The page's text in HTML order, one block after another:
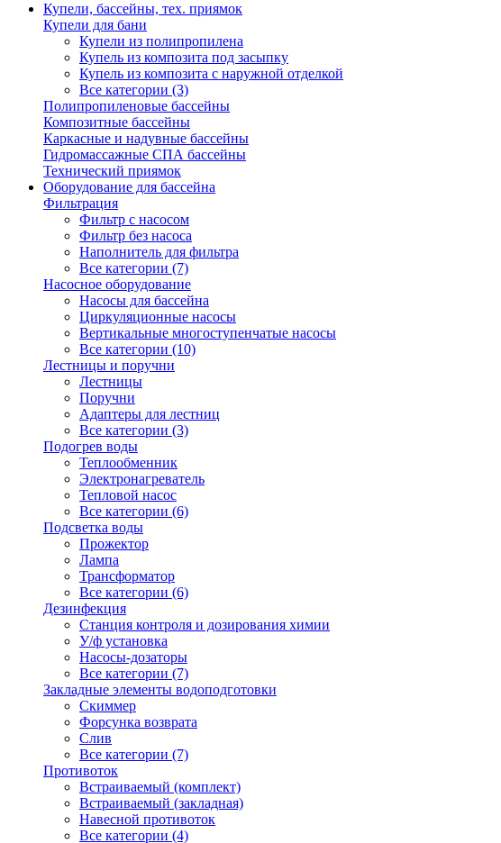
Купели, бассейны, тех. приямок
Купели для бани
Купели из полипропилена
Купель из композита под засыпку
Купель из композита с наружной отделкой
Все категории (3)
Полипропиленовые бассейны
Композитные бассейны
Каркасные и надувные бассейны
Гидромассажные СПА бассейны
Технический приямок
Оборудование для бассейна
Фильтрация
Фильтр с насосом
Фильтр без насоса
Наполнитель для фильтра
Все категории (7)
Насосное оборудование
Насосы для бассейна
Циркуляционные насосы
Вертикальные многоступенчатые насосы
Все категории (10)
Лестницы и поручни
Лестницы
Поручни
Адаптеры для лестниц
Все категории (3)
Подогрев воды
Теплообменник
Электронагреватель
Тепловой насос
Все категории (6)
Подсветка воды
Прожектор
Лампа
Трансформатор
Все категории (6)
Дезинфекция
Станция контроля и дозирования химии
У/ф установка
Насосы-дозаторы
Все категории (7)
Закладные элементы водоподготовки
Скиммер
Форсунка возврата
Слив
Все категории (7)
Противоток
Встраиваемый (комплект)
Встраиваемый (закладная)
Навесной противоток
Все категории (4)